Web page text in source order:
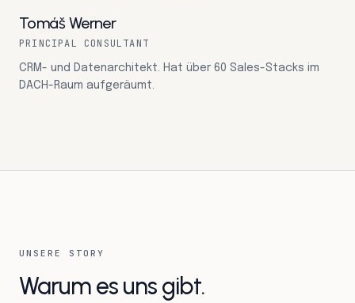
Tomáš Werner
PRINCIPAL CONSULTANT
CRM- und Datenarchitekt. Hat über 60 Sales-Stacks im
DACH-Raum aufgeräumt.
UNSERE STORY
Warum es uns gibt.